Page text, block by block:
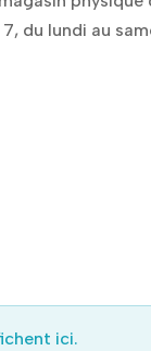
du lundi au
ici.